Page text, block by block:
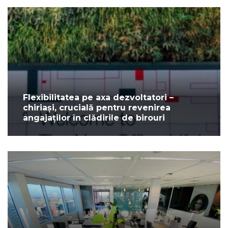
Flexibilitatea pe axa dezvoltatori –
chiriași, crucială pentru revenirea
angajaților în clădirile de birouri